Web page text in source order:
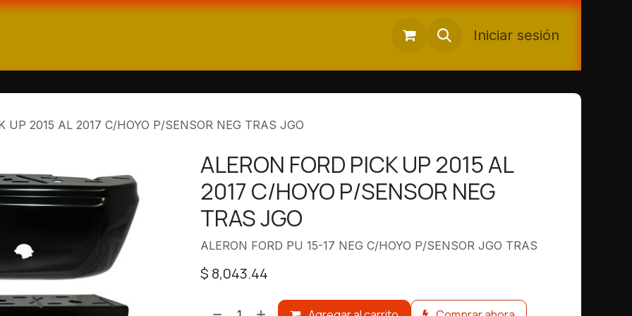
Iniciar sesión
UP 2015 AL 2017 C/HOYO P/SENSOR NEG TRAS JGO
ALERON FORD PICK UP 2015 AL
2017 C/HOYO P/SENSOR NEG
TRAS JGO
ALERON FORD PU 15-17 NEG C/HOYO P/SENSOR JGO TRAS
$ 8,043.44